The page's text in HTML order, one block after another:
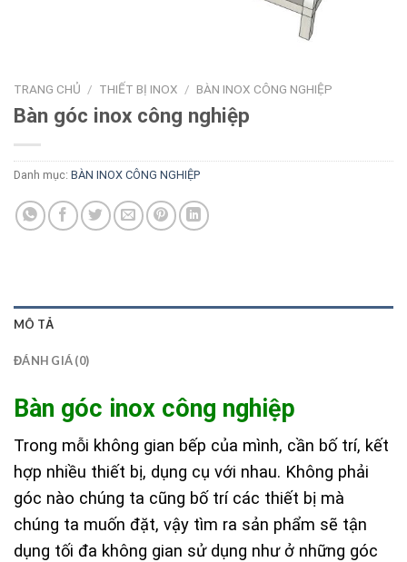
TRANG CHỦ / THIẾT BỊ INOX / BÀN INOX CÔNG NGHIỆP
Bàn góc inox công nghiệp
Danh mục: BÀN INOX CÔNG NGHIỆP
MÔ TẢ
ĐÁNH GIÁ (0)
Bàn góc inox công nghiệp
Trong mỗi không gian bếp của mình, cần bố trí, kết
hợp nhiều thiết bị, dụng cụ với nhau. Không phải
góc nào chúng ta cũng bố trí các thiết bị mà
chúng ta muốn đặt, vậy tìm ra sản phẩm sẽ tận
dụng tối đa không gian sử dụng như ở những góc